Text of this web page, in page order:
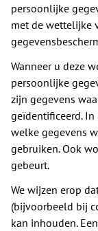
persoonlijke
met de wettelijke
Wanneer u deze
persoonlijke
zijn gegevens
geïdentificeerd.
welke gegevens
gebruiken. Ook
gebeurt.
We wijzen erop
(bijvoorbeeld bij
kan inhouden.